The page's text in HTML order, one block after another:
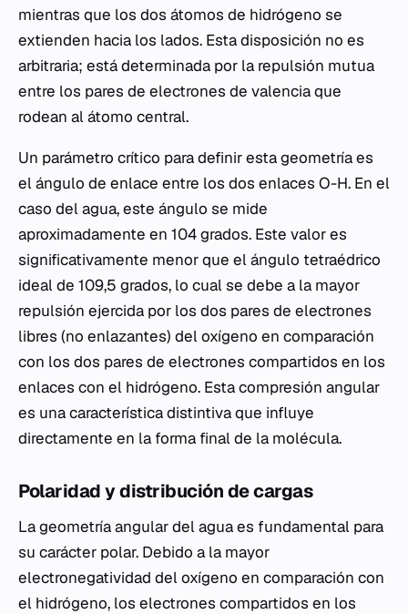
mientras que los dos átomos de hidrógeno se
extienden hacia los lados. Esta disposición no es
arbitraria; está determinada por la repulsión mutua
entre los pares de electrones de valencia que
rodean al átomo central.
Un parámetro crítico para definir esta geometría es
el ángulo de enlace entre los dos enlaces O-H. En el
caso del agua, este ángulo se mide
aproximadamente en 104 grados. Este valor es
significativamente menor que el ángulo tetraédrico
ideal de 109,5 grados, lo cual se debe a la mayor
repulsión ejercida por los dos pares de electrones
libres (no enlazantes) del oxígeno en comparación
con los dos pares de electrones compartidos en los
enlaces con el hidrógeno. Esta compresión angular
es una característica distintiva que influye
directamente en la forma final de la molécula.
Polaridad y distribución de cargas
La geometría angular del agua es fundamental para
su carácter polar. Debido a la mayor
electronegatividad del oxígeno en comparación con
el hidrógeno, los electrones compartidos en los